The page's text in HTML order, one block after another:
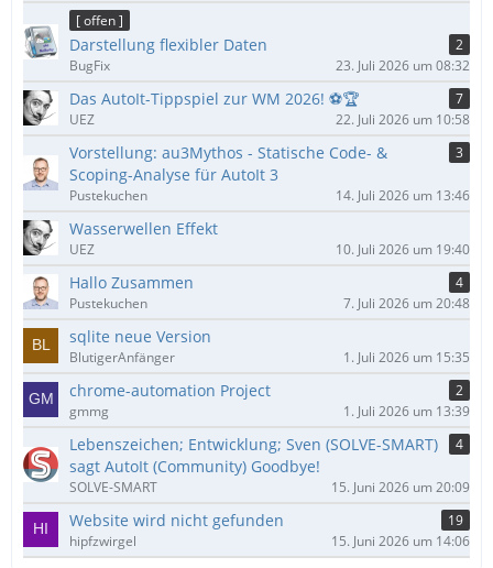
[ offen ]
Darstellung flexibler Daten
2
BugFix
23. Juli 2026 um 08:32
Das AutoIt-Tippspiel zur WM 2026! ⚽🏆
7
UEZ
22. Juli 2026 um 10:58
Vorstellung: au3Mythos - Statische Code- &
Scoping-Analyse für AutoIt 3
3
Pustekuchen 14. Juli 2026 um 13:46
Wasserwellen Effekt
UEZ 10. Juli 2026 um 19:40
Hallo Zusammen
4
Pustekuchen
7. Juli 2026 um 20:48
sqlite neue Version
BlutigerAnfänger 1. Juli 2026 um 15:35
chrome-automation Project
2
gmmg
1. Juli 2026 um 13:39
Lebenszeichen; Entwicklung; Sven (SOLVE-SMART)
sagt AutoIt (Community) Goodbye!
4
SOLVE-SMART 15. Juni 2026 um 20:09
Website wird nicht gefunden
19
hipfzwirgel
15. Juni 2026 um 14:06